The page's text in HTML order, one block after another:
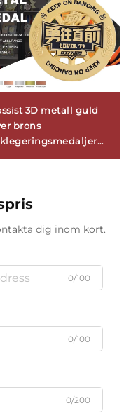
3D metall guld
brons
dig inom kort.
0/100
0/100
0/200